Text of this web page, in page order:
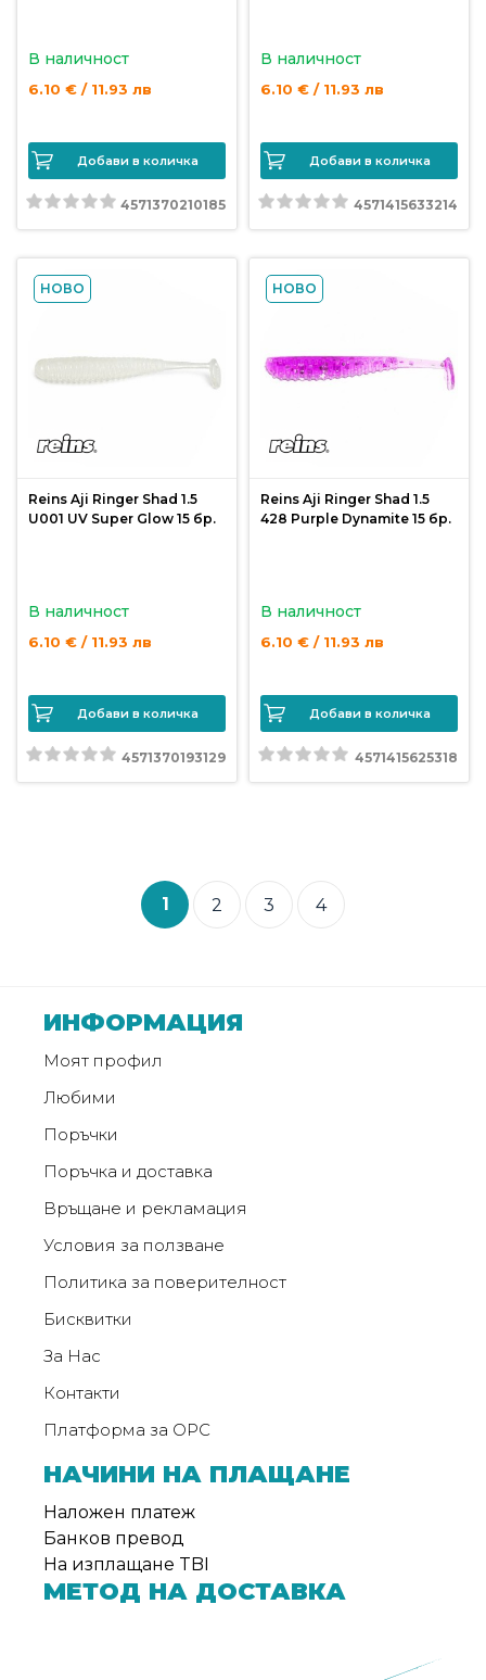
В наличност
6.10 € / 11.93 лв
Добави в количка
4571370210185
В наличност
6.10 € / 11.93 лв
Добави в количка
4571415633214
НОВО
Reins Aji Ringer Shad 1.5
U001 UV Super Glow 15 бр.
В наличност
6.10 € / 11.93 лв
Добави в количка
4571370193129
НОВО
Reins Aji Ringer Shad 1.5
428 Purple Dynamite 15 бр.
В наличност
6.10 € / 11.93 лв
Добави в количка
4571415625318
1 2 3 4
ИНФОРМАЦИЯ
Моят профил
Любими
Поръчки
Поръчка и доставка
Връщане и рекламация
Условия за ползване
Политика за поверителност
Бисквитки
За Нас
Контакти
Платформа за ОРС
НАЧИНИ НА ПЛАЩАНЕ
Наложен платеж
Банков превод
На изплащане TBI
МЕТОД НА ДОСТАВКА